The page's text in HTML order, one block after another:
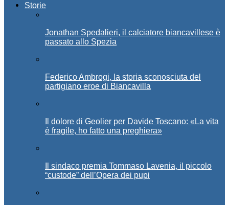
Storie
Jonathan Spedalieri, il calciatore biancavillese è
passato allo Spezia
Federico Ambrogi, la storia sconosciuta del
partigiano eroe di Biancavilla
Il dolore di Geolier per Davide Toscano: «La vita
è fragile, ho fatto una preghiera»
Il sindaco premia Tommaso Lavenia, il piccolo
“custode” dell’Opera dei pupi